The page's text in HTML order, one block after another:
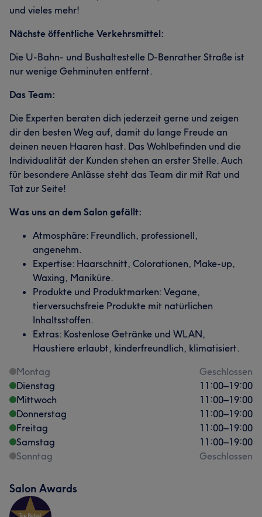
und vieles mehr!
Nächste öffentliche Verkehrsmittel:
Die U-Bahn- und Bushaltestelle D-Benrather Straße ist
nur wenige Gehminuten entfernt.
Das Team:
Die Experten beraten dich jederzeit gerne und zeigen
dir den besten Weg auf, damit du lange Freude an
deinen neuen Haaren hast. Das Wohlbefinden und die
Individualität der Kunden stehen an erster Stelle. Auch
für besondere Anlässe steht das Team dir mit Rat und
Tat zur Seite!
Was uns an dem Salon gefällt:
Atmosphäre: Freundlich, professionell,
angenehm.
Expertise: Haarschnitt, Colorationen, Make-up,
Waxing, Maniküre.
Produkte und Produktmarken: Vegane,
tierversuchsfreie Produkte mit natürlichen
Inhaltsstoffen.
Extras: Kostenlose Getränke und WLAN,
Haustiere erlaubt, kinderfreundlich, klimatisiert.
Montag
Geschlossen
Dienstag
11:00–19:00
Mittwoch
11:00–19:00
Donnerstag
11:00–19:00
Freitag
11:00–19:00
Samstag
11:00–19:00
Sonntag
Geschlossen
Salon Awards